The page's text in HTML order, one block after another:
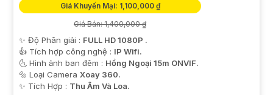
Giá Khuyến Mại: 1,100,000 ₫
Giá Bán: 1,400,000 ₫
✨ Độ Phân giải : FULL HD 1080P .
👍 Tích hợp công nghệ : IP Wifi.
🌜 Hình ảnh ban đêm : Hồng Ngoại 15m ONVIF.
🔩 Loại Camera Xoay 360.
️✨ Tích Hợp : Thu Âm Và Loa.